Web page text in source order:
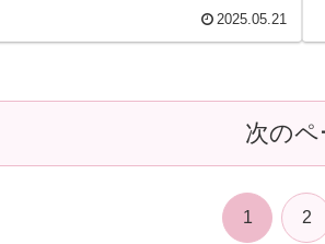
2025.05.21
次のペ
1 2